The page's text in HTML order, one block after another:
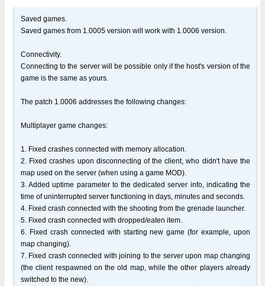
Saved games.
Saved games from 1.0005 version will work with 1.0006 version.
Connectivity.
Connecting to the server will be possible only if the host's version of the
game is the same as yours.
The patch 1.0006 addresses the following changes:
Multiplayer game changes:
1. Fixed crashes connected with memory allocation.
2. Fixed crashes upon disconnecting of the client, who didn't have the
map used on the server (when using a game MOD).
3. Added uptime parameter to the dedicated server info, indicating the
time of uninterrupted server functioning in days, minutes and seconds.
4. Fixed crash connected with the shooting from the grenade launcher.
5. Fixed crash connected with dropped/eaten item.
6. Fixed crash connected with starting new game (for example, upon
map changing).
7. Fixed crash connected with joining to the server upon map changing
(the client respawned on the old map, while the other players already
switched to the new).